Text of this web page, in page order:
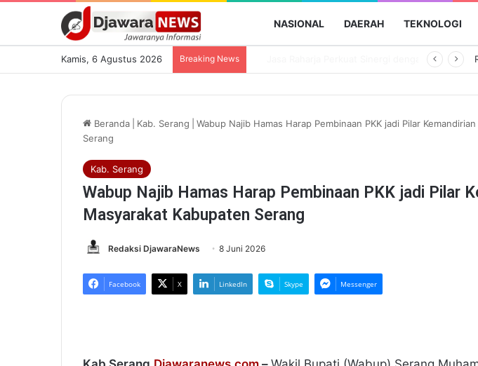
NASIONAL DAERAH TEKNOLOGI
Kamis, 6 Agustus 2026 Breaking News
Beranda Kab. Serang
Wabup Najib Hamas Harap Pembinaan PKK jadi Pilar
Serang
Kab. Serang
Wabup Najib Hamas Harap Pembinaan PKK jadi Pilar
Masyarakat Kabupaten Serang
Redaksi DjawaraNews 8 Juni 2026
Facebook X LinkedIn Skype Messenger